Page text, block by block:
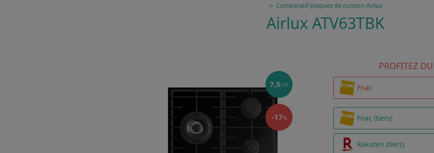
Comparatif plaques de cuisson Airlux
Airlux ATV63TBK
7,5/10
-17%
PROFITEZ
Fnac
Fnac (tiers)
Rakuten (tiers)